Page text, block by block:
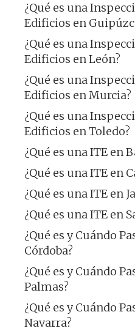
¿Qué es una
Edificios en
¿Qué es una
Edificios en León?
¿Qué es una
Edificios en Murcia?
¿Qué es una
Edificios en Toledo?
¿Qué es una ITE en
¿Qué es una ITE en
¿Qué es una ITE en
¿Qué es una ITE en
¿Qué es y Cuándo
Córdoba?
¿Qué es y Cuándo
Palmas?
¿Qué es y Cuándo
Navarra?